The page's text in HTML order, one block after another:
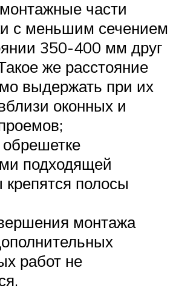
части
с меньшим сечением
350-400 мм друг
же расстояние
выдержать при их
оконных и
обрешетке
подходящей
полосы
монтажа
работ не